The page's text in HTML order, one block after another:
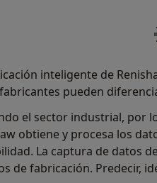
inteligente de
pueden
el sector industrial,
obtiene y procesa los
La captura de datos
de fabricación. Predecir,